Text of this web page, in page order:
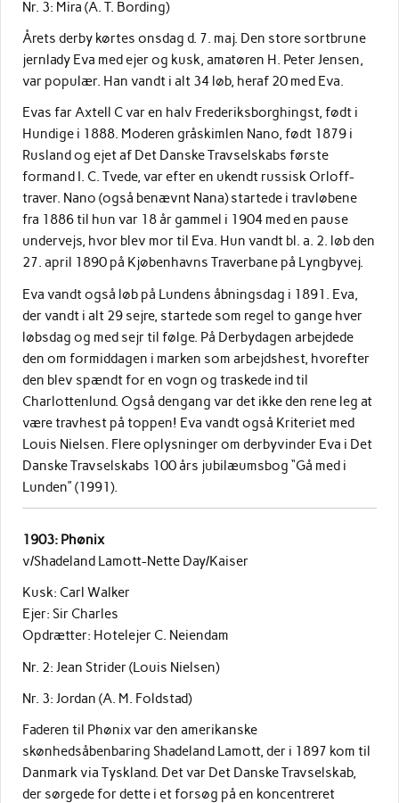
Nr. 3: Mira (A. T. Bording)
Årets derby kørtes onsdag d. 7. maj. Den store sortbrune
jernlady Eva med ejer og kusk, amatøren H. Peter Jensen,
var populær. Han vandt i alt 34 løb, heraf 20 med Eva.
Evas far Axtell C var en halv Frederiksborghingst, født i
Hundige i 1888. Moderen gråskimlen Nano, født 1879 i
Rusland og ejet af Det Danske Travselskabs første
formand I. C. Tvede, var efter en ukendt russisk Orloff-
traver. Nano (også benævnt Nana) startede i travløbene
fra 1886 til hun var 18 år gammel i 1904 med en pause
undervejs, hvor blev mor til Eva. Hun vandt bl. a. 2. løb den
27. april 1890 på Kjøbenhavns Traverbane på Lyngbyvej.
Eva vandt også løb på Lundens åbningsdag i 1891. Eva,
der vandt i alt 29 sejre, startede som regel to gange hver
løbsdag og med sejr til følge. På Derbydagen arbejdede
den om formiddagen i marken som arbejdshest, hvorefter
den blev spændt for en vogn og traskede ind til
Charlottenlund. Også dengang var det ikke den rene leg at
være travhest på toppen! Eva vandt også Kriteriet med
Louis Nielsen. Flere oplysninger om derbyvinder Eva i Det
Danske Travselskabs 100 års jubilæumsbog “Gå med i
Lunden” (1991).
1903: Phønix
v/Shadeland Lamott-Nette Day/Kaiser
Kusk: Carl Walker
Ejer: Sir Charles
Opdrætter: Hotelejer C. Neiendam
Nr. 2: Jean Strider (Louis Nielsen)
Nr. 3: Jordan (A. M. Foldstad)
Faderen til Phønix var den amerikanske
skønhedsåbenbaring Shadeland Lamott, der i 1897 kom til
Danmark via Tyskland. Det var Det Danske Travselskab,
der sørgede for dette i et forsøg på en koncentreret